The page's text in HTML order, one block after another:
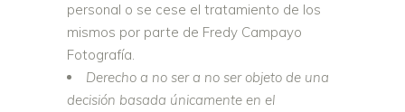
personal o se cese el tratamiento de los
mismos por parte de Fredy Campayo
Fotografía.
Derecho a no ser a no ser objeto de una
decisión basada únicamente en el